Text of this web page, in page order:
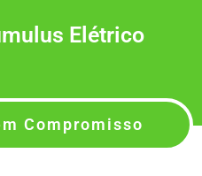
Elétrico
Compromisso